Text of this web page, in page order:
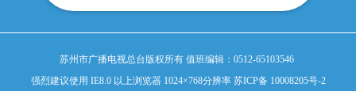
苏州市广播电视总台版权所有 值班编辑：0512-65103546
强烈建议使用 IE8.0 以上浏览器 1024×768分辨率 苏ICP备 10008205号-2